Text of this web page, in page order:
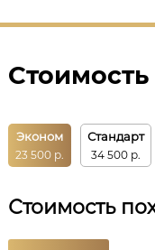
Эконом
23 500 р.
Стандарт
34 500 р.
Стоимость